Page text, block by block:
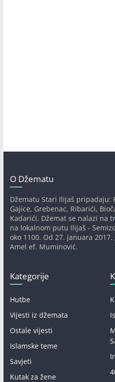
O Džematu
Džematu Stari Ilijaš pripadaju:
Gajice, Grebenac, Ribarići,
Kadarići. Džemat se nalazi na
na lokalnom putu Ilijaš -
oko 1100. Od 27. januara
Amel ef. Muminović.
Kategorije
Hutbe
Vijesti iz džemata
Ostale vijesti
Islamske teme
Savjeti
Kutak za žene